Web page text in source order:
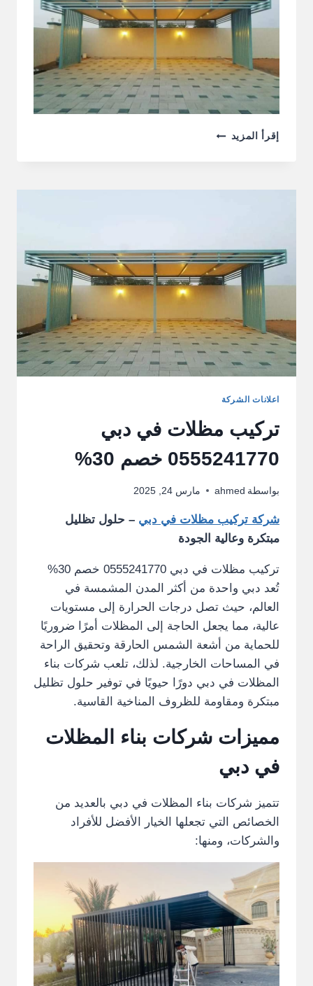
إقرأ المزيد تركيب
0555241770
اعلانات الشركة
تركيب مظلات في دبي
0555241770 خصم 30%
بواسطة ahmed مارس 24, 2025
شركة تركيب مظلات في دبي – حلول تظليل
مبتكرة وعالية الجودة
تركيب مظلات في دبي 0555241770 خصم 30%
تُعد دبي واحدة من أكثر المدن المشمسة في
العالم، حيث تصل درجات الحرارة إلى مستويات
عالية، مما يجعل الحاجة إلى المظلات أمرًا ضروريًا
للحماية من أشعة الشمس الحارقة وتحقيق الراحة
في المساحات الخارجية. لذلك، تلعب شركات بناء
المظلات في دبي دورًا حيويًا في توفير حلول تظليل
مبتكرة ومقاومة للظروف المناخية القاسية.
مميزات شركات بناء المظلات
في دبي
تتميز شركات بناء المظلات في دبي بالعديد من
الخصائص التي تجعلها الخيار الأفضل للأفراد
والشركات، ومنها: